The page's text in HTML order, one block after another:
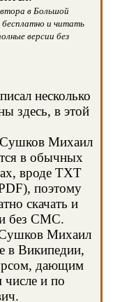
в Большой
бесплатно и читать
версии без
несколько
здесь, в этой
Сушков Михаил
в обычных
вроде TXT
поэтому
скачать и
и без СМС.
Сушков Михаил
в Википедии,
дающим
и по